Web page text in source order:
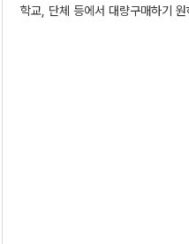
학교, 단체 등에서 대량구매하기